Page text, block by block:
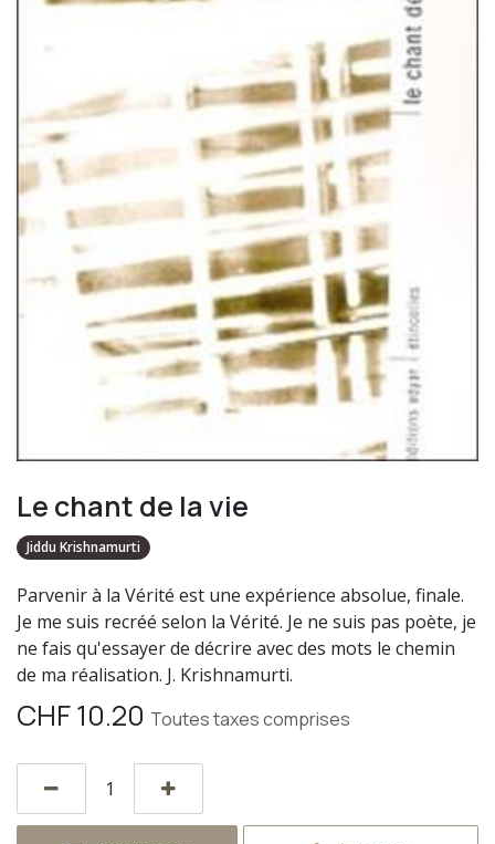
Le chant de la vie
Jiddu Krishnamurti
Parvenir à la Vérité est une expérience absolue, finale.
Je me suis recréé selon la Vérité. Je ne suis pas poète, je
ne fais qu'essayer de décrire avec des mots le chemin
de ma réalisation. J. Krishnamurti.
CHF10.20 Toutes taxes comprises